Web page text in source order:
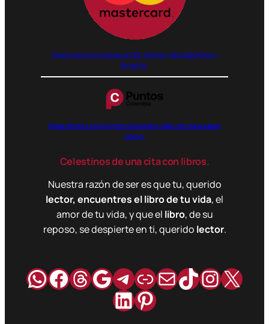
Pagos seguros gracias a PSE, Wompi, MercadoPago y
Binance.
Paga libritos con Puntos Colombia, dale clic para saber
cómo.
Celestinos de una cita con libros.
Nuestra razón de ser es que tu, querido
lector, encuentres el libro de tu vida, el
amor de tu vida, y que el libro, de su
reposo, se despierte en ti, querido lector.
WhatsApp
Facebook
Hilos
Google
Telegram
Enlace
Correo
TikTok
X
LinkedIn
Pinterest